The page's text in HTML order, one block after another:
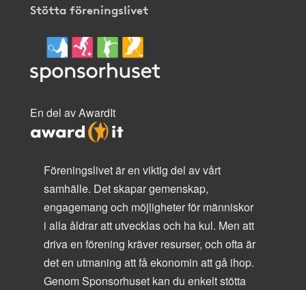
Stötta föreningslivet
En del av AwardIt
Föreningslivet är en viktig del av vårt
samhälle. Det skapar gemenskap,
engagemang och möjligheter för människor
i alla åldrar att utvecklas och ha kul. Men att
driva en förening kräver resurser, och ofta är
det en utmaning att få ekonomin att gå ihop.
Genom Sponsorhuset kan du enkelt stötta